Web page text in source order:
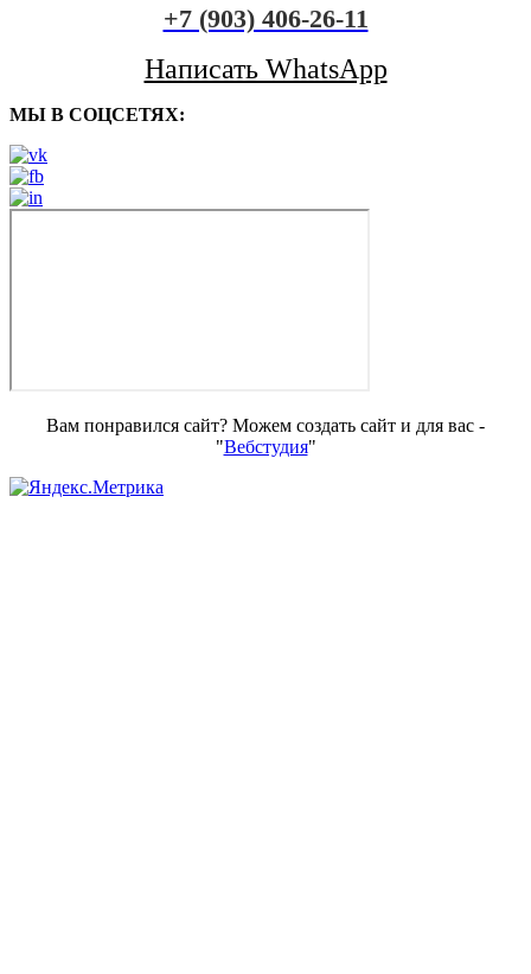
+7 (903) 406-26-11
Написать WhatsApp
МЫ В СОЦСЕТЯХ:
Вам понравился сайт? Можем создать сайт и для вас -
"Вебстудия"